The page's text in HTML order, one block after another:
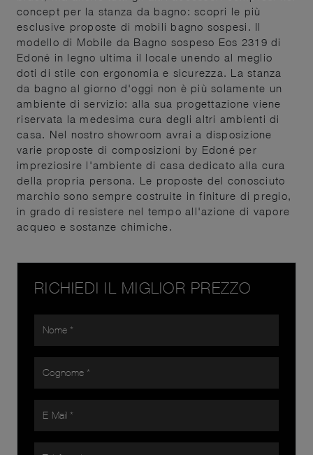
concept per la stanza da bagno: scopri le più
esclusive proposte di mobili bagno sospesi. Il
modello di Mobile da Bagno sospeso Eos 2319 di
Edoné in legno ultima il locale unendo al meglio
doti di stile con ergonomia e sicurezza. La stanza
da bagno al giorno d'oggi non è più solamente un
ambiente di servizio: alla sua progettazione viene
riservata la medesima cura degli altri ambienti di
casa. Nel nostro showroom avrai a disposizione
varie proposte di composizioni by Edoné per
impreziosire l'ambiente di casa dedicato alla cura
della propria persona. Le proposte del conosciuto
marchio sono sempre costruite in finiture di pregio,
in grado di resistere nel tempo all'azione di vapore
acqueo e sostanze chimiche.
RICHIEDI IL MIGLIOR PREZZO